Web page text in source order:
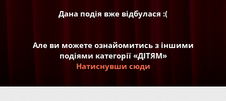
Дана подія вже відбулася :(
Але ви можете ознайомитись з іншими
подіями категорії «ДІТЯМ»
Натиснувши сюди